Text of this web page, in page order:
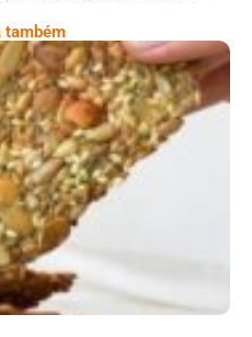
também
De Sementes